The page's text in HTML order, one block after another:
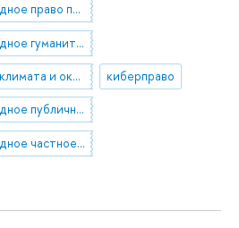
международное право прав человека
международное гуманитарное право
изменение климата и окружающая среда киберправо
международное публичное право
международное частное право